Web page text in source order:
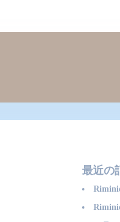
最近の
Rimini
Rimini